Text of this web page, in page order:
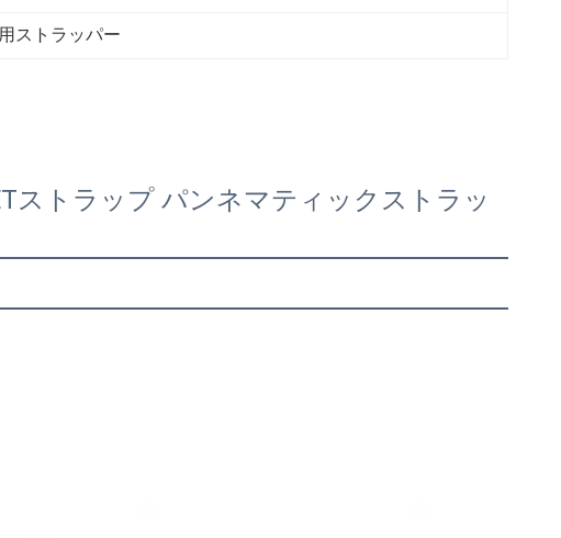
ストラッパー
ストラップ パンネマティックストラッ